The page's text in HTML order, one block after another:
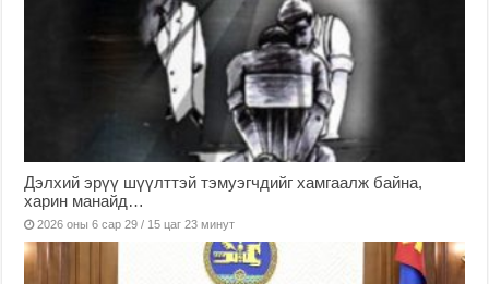
Дэлхий эрүү шүүлттэй тэмуэгчдийг хамгаалж байна,
харин манайд…
2026 оны 6 сар 29 / 15 цаг 23 минут